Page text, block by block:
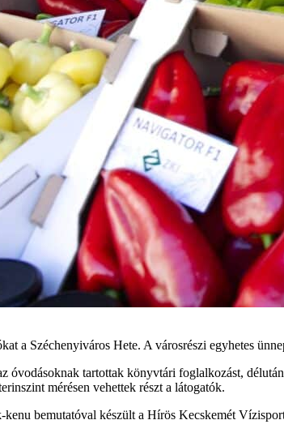
a Széchenyiváros Hete. A városrészi egyhetes
tartottak könyvtári foglalkozást,
mérésen vehettek részt a látogatók.
bemutatóval készült a Hírös Kecskemét